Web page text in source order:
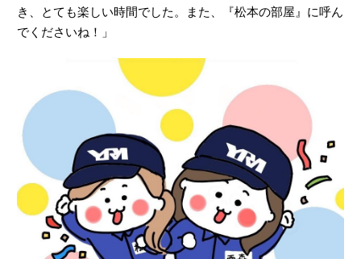
き、とても楽しい時間でした。また、『松本の部屋』に呼ん
でくださいね！」